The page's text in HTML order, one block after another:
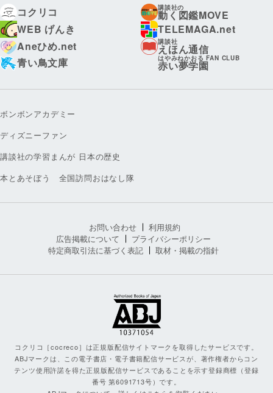
コクリコ
講談社の
動く図鑑MOVE
WEB げんき
TELEMAGA.net
Aneひめ.net
講談社
えほん通信
青い鳥文庫
はやみねかおる FAN CLUB
赤い夢学園
ボンボンアカデミー
ディズニーファン
講談社の学習まんが 日本の歴史
本とあそぼう 全国訪問おはなし隊
お問い合わせ
利用規約
広告掲載について
プライバシーポリシー
特定商取引法に基づく表記
取材・掲載の指針
コクリコ［cocreco］は正規版配信サイトマークを取得したサービスです。
ABJマークは、この電子書店・電子書籍配信サービスが、著作権者からコン
テンツ使用許諾を得た正規版配信サービスであることを示す登録商標（登録
番号 第6091713号）です。